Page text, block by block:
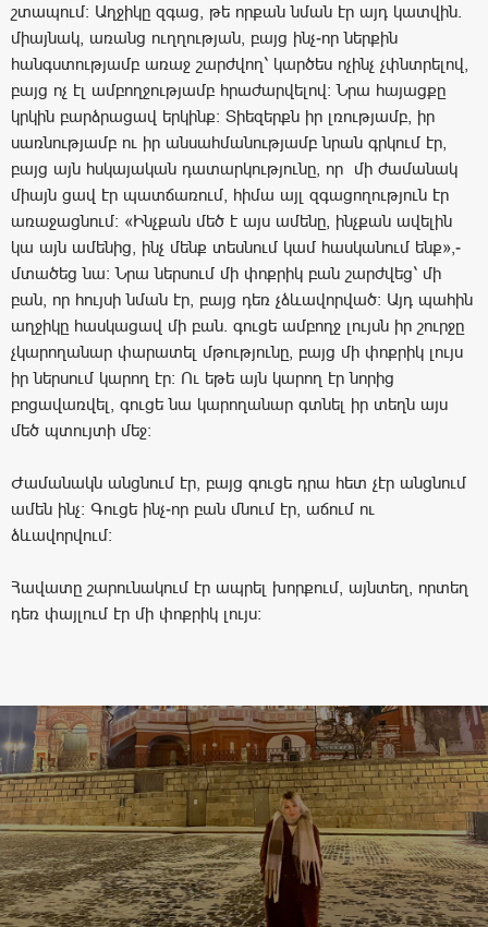
շտապում։ Աղջիկը զգաց, թե որքան նման էր այդ կատվին.
միայնակ, առանց ուղղության, բայց ինչ-որ ներքին
հանգստությամբ առաջ շարժվող՝ կարծես ոչինչ չփնտրելով,
բայց ոչ էլ ամբողջությամբ հրաժարվելով։ Նրա հայացքը
կրկին բարձրացավ երկինք։ Տիեզերքն իր լռությամբ, իր
սառնությամբ ու իր անսահմանությամբ նրան գրկում էր,
բայց այն հսկայական դատարկությունը, որ մի ժամանակ
միայն ցավ էր պատճառում, հիմա այլ զգացողություն էր
առաջացնում։ «Ինչքան մեծ է այս ամենը, ինչքան ավելին
կա այն ամենից, ինչ մենք տեսնում կամ հասկանում ենք»,-
մտածեց նա։ Նրա ներսում մի փոքրիկ բան շարժվեց՝ մի
բան, որ հույսի նման էր, բայց դեռ չձևավորված։ Այդ պահին
աղջիկը հասկացավ մի բան. գուցե ամբողջ լույսն իր շուրջը
չկարողանար փարատել մթությունը, բայց մի փոքրիկ լույս
իր ներսում կարող էր։ Ու եթե այն կարող էր նորից
բոցավառվել, գուցե նա կարողանար գտնել իր տեղն այս
մեծ պտույտի մեջ։
Ժամանակն անցնում էր, բայց գուցե դրա հետ չէր անցնում
ամեն ինչ։ Գուցե ինչ-որ բան մնում էր, աճում ու
ձևավորվում։
Հավատը շարունակում էր ապրել խորքում, այնտեղ, որտեղ
դեռ փայլում էր մի փոքրիկ լույս։